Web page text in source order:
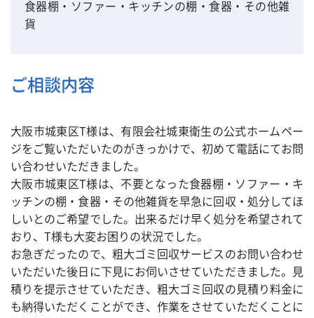
食器棚・ソファー・キッチンの棚・食器・その他雑
貨
ご相談内容
大阪市城東区T様は、有限会社城東衛生の公式ホームペー
ジをご覧いただいたのがきっかけで、初めて電話にてお問
い合わせいただきました。
大阪市城東区T様は、不要となった食器棚・ソファー・キ
ッチンの棚・食器・その他雑貨を早急に回収・処分してほ
しいとのご希望でした。出来るだけ早く処分を希望されて
おり、T様も大変お困りの状況でした。
お急ぎだったので、粗大ゴミ回収サービスのお問い合わせ
いただいた後日に下見にお伺いさせていただきました。見
積りを提示させていただき、粗大ゴミ回収の見積り料金に
も納得いただくことができ、作業をさせていただくことに